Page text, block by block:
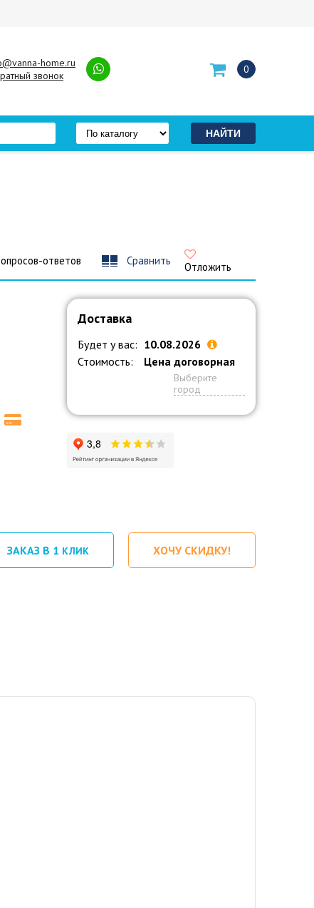
home.ru
звонок
0
ответов Сравнить Отложить
Доставка
Будет у вас: 10.08.2026
Стоимость:
Цена договорная
Выберите
город
ЗАКАЗ В 1 КЛИК ХОЧУ СКИДКУ!